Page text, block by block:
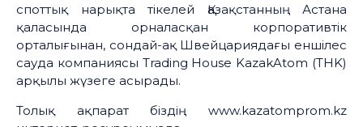
споттық нарықта тікелей Қазақстанның Астана
қаласында орналасқан корпоративтік
орталығынан, сондай-ақ Швейцариядағы еншілес
сауда компаниясы Тrading House KazakAtom (THK)
арқылы жүзеге асырады.
Толық ақпарат біздің www.kazatomprom.kz